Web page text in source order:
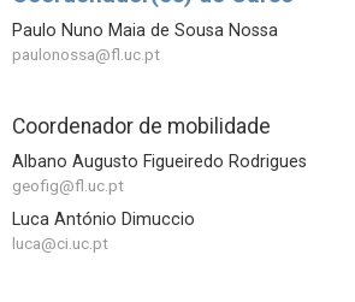
Paulo Nuno Maia de Sousa Nossa
paulonossa@fl.uc.pt
Coordenador de mobilidade
Albano Augusto Figueiredo Rodrigues
geofig@fl.uc.pt
Luca António Dimuccio
luca@ci.uc.pt